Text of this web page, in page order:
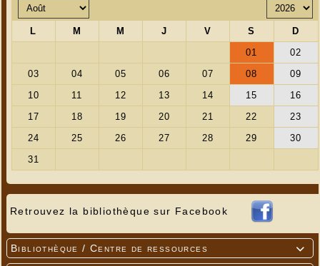
Retrouvez la bibliothèque sur Facebook

Bibliothèque / Centre de ressources